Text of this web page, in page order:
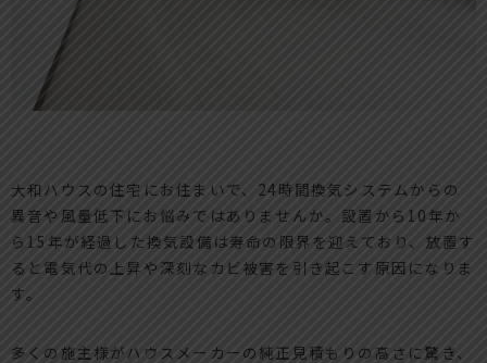
大和ハウスの住宅にお住まいで、24時間換気システムからの
異音や風量低下にお悩みではありませんか。設置から10年か
ら15年が経過した換気設備は寿命の限界を迎えており、放置す
ると電気代の上昇や深刻なカビ被害を引き起こす原因になりま
す。
多くの施主様がハウスメーカーの純正見積もりの高さに驚き、